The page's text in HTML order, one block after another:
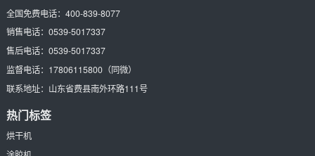
全国免费电话： 400-839-8077
销售电话： 0539-5017337
售后电话： 0539-5017337
监督电话： 17806115800（同微）
联系地址： 山东省费县南外环路111号
热门标签
烘干机